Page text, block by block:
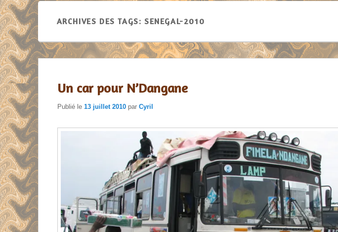
ARCHIVES DES TAGS:SENEGAL-2010
Un car pour N’Dangane
Publié le 13 juillet 2010 par Cyril